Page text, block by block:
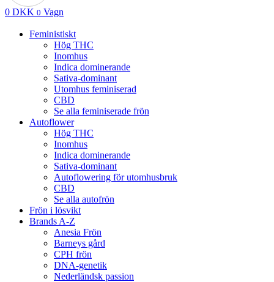
0 DKK 0 Vagn
Feministiskt
Hög THC
Inomhus
Indica dominerande
Sativa-dominant
Utomhus feminiserad
CBD
Se alla feminiserade frön
Autoflower
Hög THC
Inomhus
Indica dominerande
Sativa-dominant
Autoflowering för utomhusbruk
CBD
Se alla autofrön
Frön i lösvikt
Brands A-Z
Anesia Frön
Barneys gård
CPH frön
DNA-genetik
Nederländsk passion